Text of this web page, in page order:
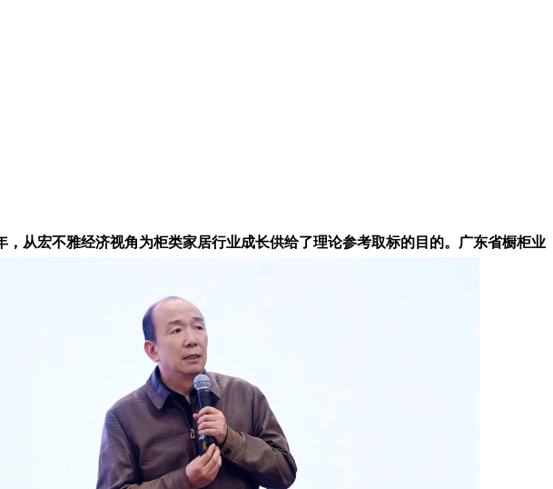
宏不雅经济视角为柜类家居行业成长供给了理论参考取标的目的。广东省橱柜业